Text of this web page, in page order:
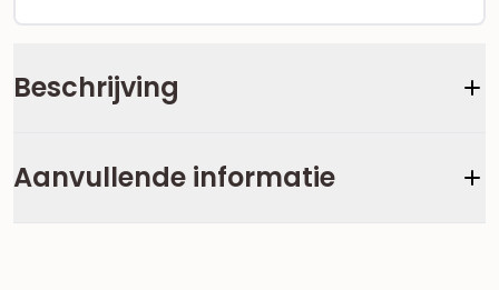
Beschrijving
Aanvullende informatie